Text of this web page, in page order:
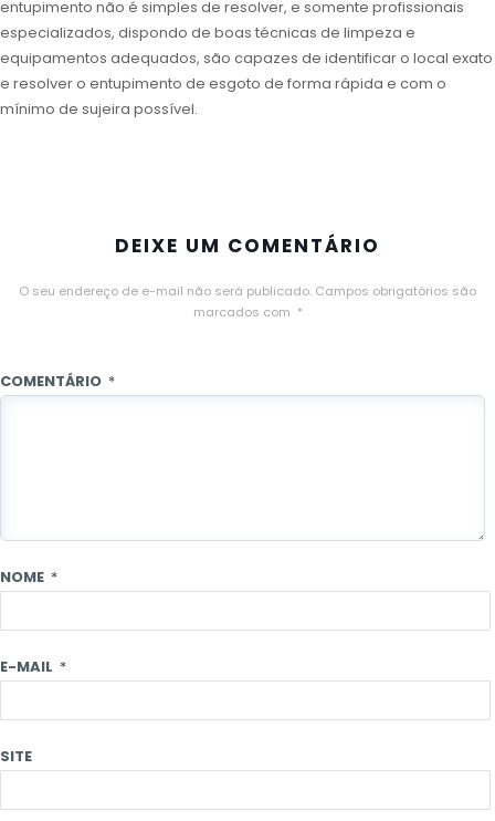
entupimento não é simples de resolver, e somente profissionais
especializados, dispondo de boas técnicas de limpeza e
equipamentos adequados, são capazes de identificar o local exato
e resolver o entupimento de esgoto de forma rápida e com o
mínimo de sujeira possível.
DEIXE UM COMENTÁRIO
O seu endereço de e-mail não será publicado. Campos obrigatórios são
marcados com *
COMENTÁRIO *
NOME *
E-MAIL *
SITE